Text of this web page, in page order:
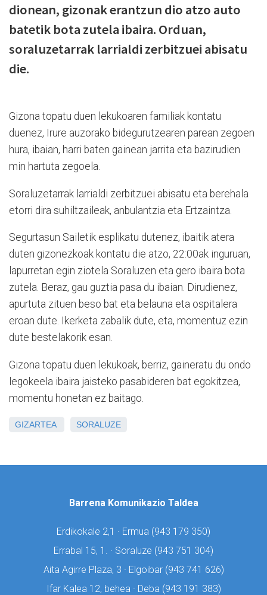
dionean, gizonak erantzun dio atzo auto
batetik bota zutela ibaira. Orduan,
soraluzetarrak larrialdi zerbitzuei abisatu
die.
Gizona topatu duen lekukoaren familiak kontatu
duenez, Irure auzorako bidegurutzearen parean zegoen
hura, ibaian, harri baten gainean jarrita eta bazirudien
min hartuta zegoela.
Soraluzetarrak larrialdi zerbitzuei abisatu eta berehala
etorri dira suhiltzaileak, anbulantzia eta Ertzaintza.
Segurtasun Sailetik esplikatu dutenez, ibaitik atera
duten gizonezkoak kontatu die atzo, 22:00ak inguruan,
lapurretan egin ziotela Soraluzen eta gero ibaira bota
zutela. Beraz, gau guztia pasa du ibaian. Dirudienez,
apurtuta zituen beso bat eta belauna eta ospitalera
eroan dute. Ikerketa zabalik dute, eta, momentuz ezin
dute bestelakorik esan.
Gizona topatu duen lekukoak, berriz, gaineratu du ondo
legokeela ibaira jaisteko pasabideren bat egokitzea,
momentu honetan ez baitago.
GIZARTEA SORALUZE
Barrena Komunikazio Taldea
Erdikokale 2,1 · Ermua (943 179 350)
Errabal 15, 1. · Soraluze (943 751 304)
Aita Agirre Plaza, 3 · Elgoibar (943 741 626)
Ifar Kalea 12, behea · Deba (943 191 383)